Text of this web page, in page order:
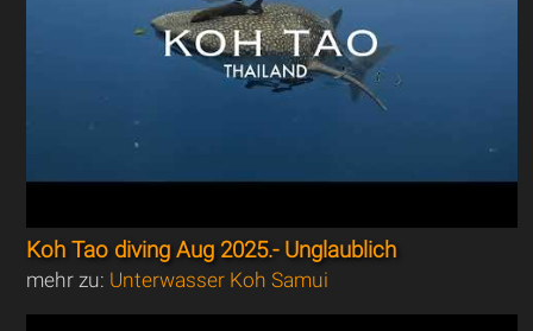
Koh Tao diving Aug 2025.- Unglaublich
mehr zu: Unterwasser Koh Samui